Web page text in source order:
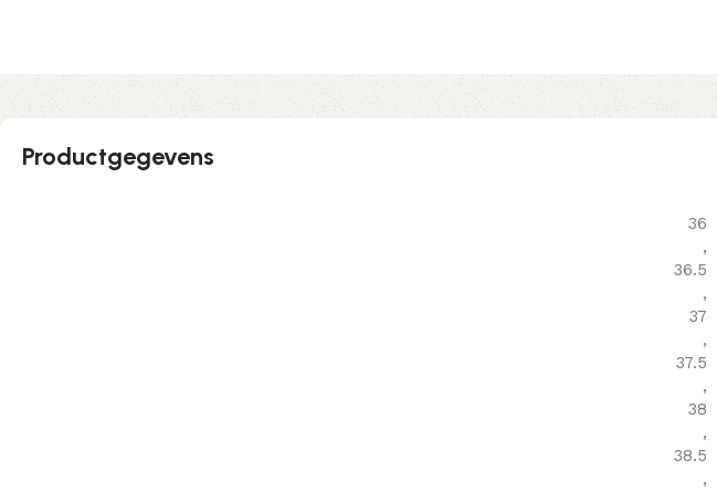
Productgegevens
36
,
36.5
,
37
,
37.5
,
38
,
38.5
,